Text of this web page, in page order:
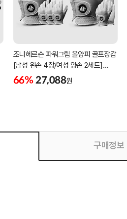
조니헤르슨 파워그립 올양피 골프장갑
[남성 왼손 4장/여성 양손 2세트]
[화이트][케이스포함]
66% 27,088원
구매정보